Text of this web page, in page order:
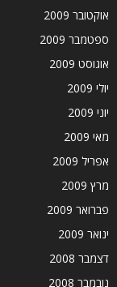
אוקטובר 2009
ספטמבר 2009
אוגוסט 2009
יולי 2009
יוני 2009
מאי 2009
אפריל 2009
מרץ 2009
פברואר 2009
ינואר 2009
דצמבר 2008
נובמבר 2008